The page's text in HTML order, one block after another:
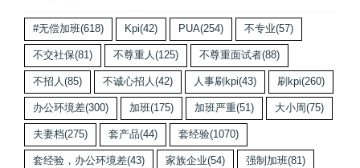
#无偿加班(618) Kpi(42) PUA(254) 不专业(57)
不交社保(81) 不尊重人 (125) 不尊重面试者(88)
不招人 (85) 不诚心招人 (42) 人事刷kpi(43) 刷kpi(260)
办公环境差(300) 加班(175) 加班严重(51) 大小周(75)
夫妻档(275) 套产品(44) 套经验(1070)
套经验，办公环境差(43) 家族企业(54) 强制加班(81)